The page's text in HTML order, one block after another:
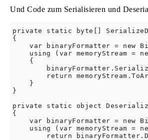
Und Code zum Serialisieren und
private static byte[]
{
var binaryFormatter = new
using (var memoryStream =
    {
return
    }
}
private static object
{
var binaryFormatter = new
using (var memoryStream =
return